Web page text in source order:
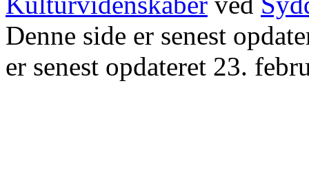
Denne side er senest
er senest opdateret 23.